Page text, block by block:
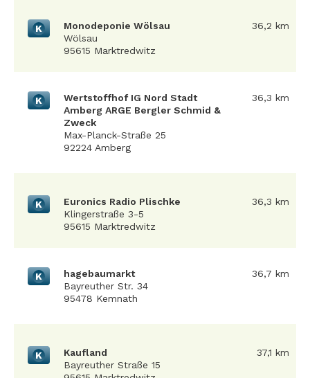
K
Monodeponie Wölsau
Wölsau
95615 Marktredwitz
36,2 km
K
Wertstoffhof IG Nord Stadt
Amberg ARGE Bergler Schmid &
Zweck
Max-Planck-Straße 25
92224 Amberg
36,3 km
K
Euronics Radio Plischke
Klingerstraße 3-5
95615 Marktredwitz
36,3 km
K
hagebaumarkt
Bayreuther Str. 34
95478 Kemnath
36,7 km
K
Kaufland
Bayreuther Straße 15
37,1 km